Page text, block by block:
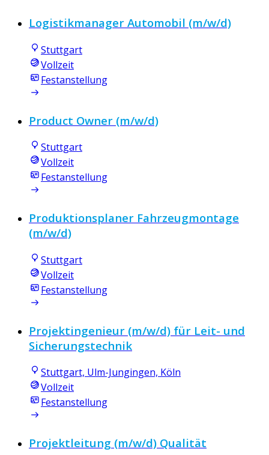
Logistikmanager Automobil (m/w/d)
Stuttgart
Vollzeit
Festanstellung
Product Owner (m/w/d)
Stuttgart
Vollzeit
Festanstellung
Produktionsplaner Fahrzeugmontage
(m/w/d)
Stuttgart
Vollzeit
Festanstellung
Projektingenieur (m/w/d) für Leit- und
Sicherungstechnik
Stuttgart, Ulm-Jungingen, Köln
Vollzeit
Festanstellung
Projektleitung (m/w/d) Qualität